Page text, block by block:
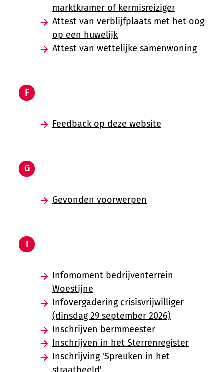
marktkramer of kermisreiziger
Attest van verblijfplaats met het oog
op een huwelijk
Attest van wettelijke samenwoning
F
Feedback op deze website
G
Gevonden voorwerpen
I
Infomoment bedrijventerrein
Woestijne
Infovergadering crisisvrijwilliger
(dinsdag 29 september 2026)
Inschrijven bermmeester
Inschrijven in het Sterrenregister
Inschrijving 'Spreuken in het